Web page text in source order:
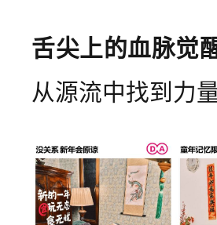
舌尖上的血脉觉
从源流中找到力